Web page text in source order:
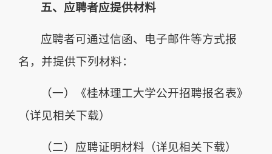
五、应聘者应提供材料
应聘者可通过信函、电子邮件等方式报
名，并提供下列材料：
（一）《桂林理工大学公开招聘报名表》
（详见相关下载）
（二）应聘证明材料（详见相关下载）